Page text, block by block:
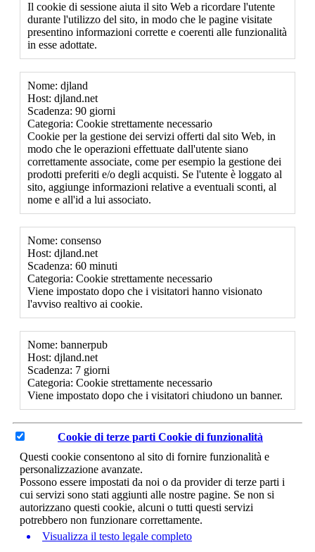
Il cookie di sessione aiuta il sito Web a ricordare l'utente
durante l'utilizzo del sito, in modo che le pagine visitate
presentino informazioni corrette e coerenti alle funzionalità
in esse adottate.
Nome: djland
Host: djland.net
Scadenza: 90 giorni
Categoria: Cookie strettamente necessario
Cookie per la gestione dei servizi offerti dal sito Web, in
modo che le operazioni effettuate dall'utente siano
correttamente associate, come per esempio la gestione dei
prodotti preferiti e/o degli acquisti. Se l'utente è loggato al
sito, aggiunge informazioni relative a eventuali sconti, al
nome e all'id a lui associato.
Nome: consenso
Host: djland.net
Scadenza: 60 minuti
Categoria: Cookie strettamente necessario
Viene impostato dopo che i visitatori hanno visionato
l'avviso realtivo ai cookie.
Nome: bannerpub
Host: djland.net
Scadenza: 7 giorni
Categoria: Cookie strettamente necessario
Viene impostato dopo che i visitatori chiudono un banner.
Cookie di terze parti Cookie di funzionalità
Questi cookie consentono al sito di fornire funzionalità e
personalizzazione avanzate.
Possono essere impostati da noi o da provider di terze parti i
cui servizi sono stati aggiunti alle nostre pagine. Se non si
autorizzano questi cookie, alcuni o tutti questi servizi
potrebbero non funzionare correttamente.
Visualizza il testo legale completo